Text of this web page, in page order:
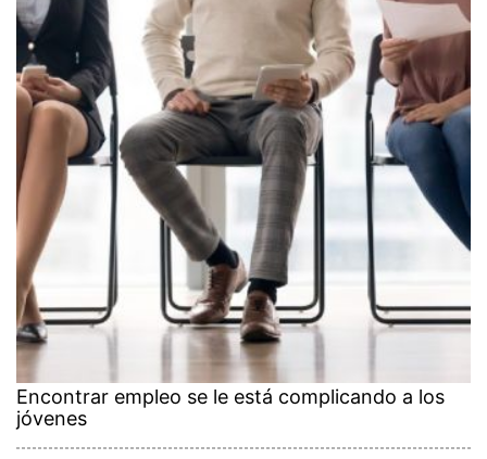
Encontrar empleo se le está complicando a los
jóvenes